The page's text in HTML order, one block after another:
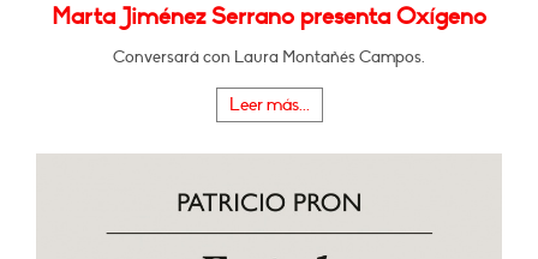
Marta Jiménez Serrano presenta Oxígeno
Conversará con Laura Montañés Campos.
Leer más...